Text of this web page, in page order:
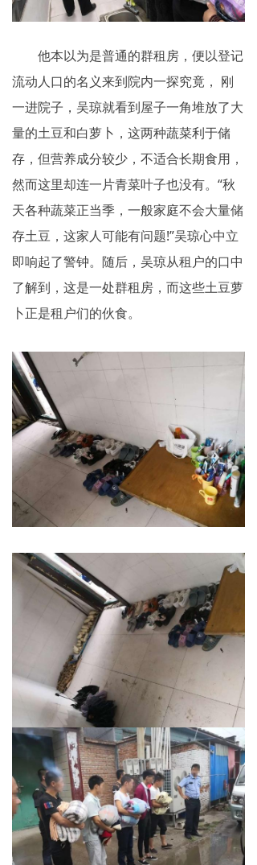
反传销问答
他本以为是普通的群租房，便以登记
流动人口的名义来到院内一探究竟， 刚
一进院子，吴琼就看到屋子一角堆放了大
量的土豆和白萝卜，这两种蔬菜利于储
存，但营养成分较少，不适合长期食用，
然而这里却连一片青菜叶子也没有。“秋
天各种蔬菜正当季，一般家庭不会大量储
存土豆，这家人可能有问题!”吴琼心中立
即响起了警钟。随后，吴琼从租户的口中
了解到，这是一处群租房，而这些土豆萝
卜正是租户们的伙食。